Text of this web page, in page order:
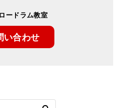
ードラム教室
い合わせ